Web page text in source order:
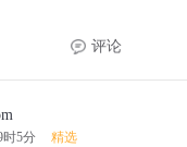
评论
时5分 精选